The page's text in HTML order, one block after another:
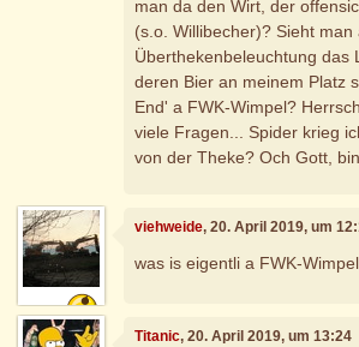
man da den Wirt, der
(s.o. Willibecher)? Sieht man
Überthekenbeleuchtung das
deren Bier an meinem Platz
End' a FWK-Wimpel?
viele Fragen... Spider krieg
von der Theke? Och Gott,
viehweide, 20. April 2019, um
was is eigentli a FWK-Wimpel
Titanic, 20. April 2019, um 13:24